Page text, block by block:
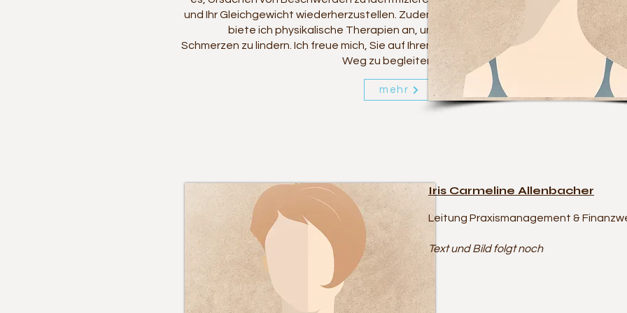
und Ihr Gleichgewicht wiederherzustellen. Zudem
biete ich physikalische Therapien an, um
Schmerzen zu lindern. Ich freue mich, Sie auf Ihrem
Weg zu begleiten!
mehr
Iris Carmeline Allenbacher
Leitung Praxismanagement &
Text und Bild folgt noch